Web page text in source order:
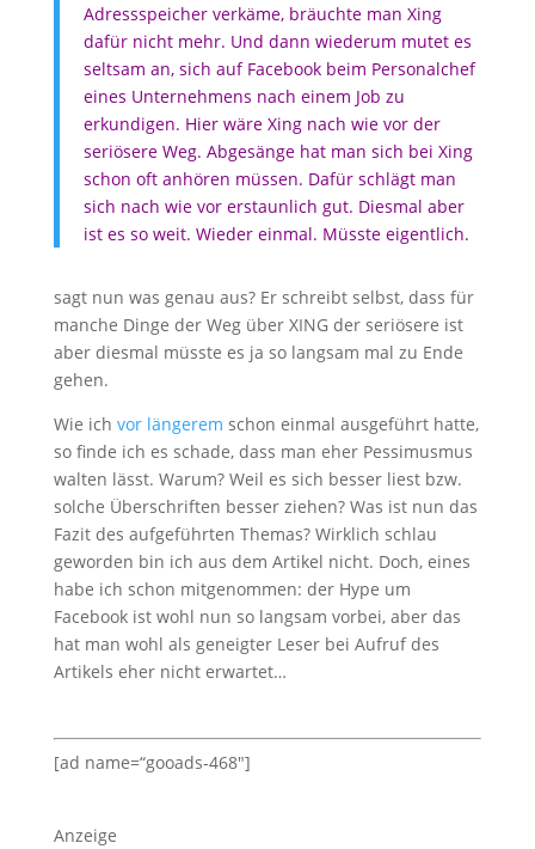
Adressspeicher verkäme, bräuchte man Xing
dafür nicht mehr. Und dann wiederum mutet es
seltsam an, sich auf Facebook beim Personalchef
eines Unternehmens nach einem Job zu
erkundigen. Hier wäre Xing nach wie vor der
seriösere Weg. Abgesänge hat man sich bei Xing
schon oft anhören müssen. Dafür schlägt man
sich nach wie vor erstaunlich gut. Diesmal aber
ist es so weit. Wieder einmal. Müsste eigentlich.
sagt nun was genau aus? Er schreibt selbst, dass für
manche Dinge der Weg über XING der seriösere ist
aber diesmal müsste es ja so langsam mal zu Ende
gehen.
Wie ich vor längerem schon einmal ausgeführt hatte,
so finde ich es schade, dass man eher Pessimusmus
walten lässt. Warum? Weil es sich besser liest bzw.
solche Überschriften besser ziehen? Was ist nun das
Fazit des aufgeführten Themas? Wirklich schlau
geworden bin ich aus dem Artikel nicht. Doch, eines
habe ich schon mitgenommen: der Hype um
Facebook ist wohl nun so langsam vorbei, aber das
hat man wohl als geneigter Leser bei Aufruf des
Artikels eher nicht erwartet…
[ad name=“gooads-468″]
Anzeige